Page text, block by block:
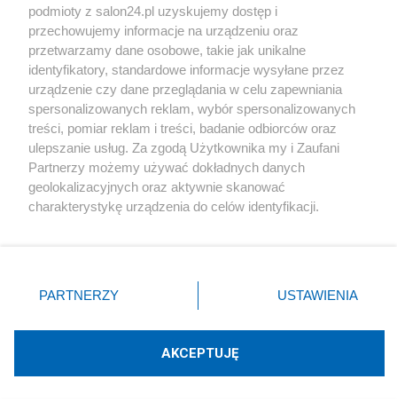
Społeczeństwo
Kultura
X Facebook Instagram Youtube
Technologię dostarcza:W3media.pl
podmioty z salon24.pl uzyskujemy dostęp i
przechowujemy informacje na urządzeniu oraz
przetwarzamy dane osobowe, takie jak unikalne
identyfikatory, standardowe informacje wysyłane przez
urządzenie czy dane przeglądania w celu zapewniania
spersonalizowanych reklam, wybór spersonalizowanych
treści, pomiar reklam i treści, badanie odbiorców oraz
ulepszanie usług. Za zgodą Użytkownika my i Zaufani
Partnerzy możemy używać dokładnych danych
geolokalizacyjnych oraz aktywnie skanować
charakterystykę urządzenia do celów identyfikacji.
zmienić/wycofać klikając przycisk ustawień prywatności
znajdujący się w lewym dolnym rogu strony
rodzaje przetwarzania danych nie wymagają zgody
użytkownika, ale masz prawo sprzeciwić się takiemu
PARTNERZY USTAWIENIA
AKCEPTUJĘ